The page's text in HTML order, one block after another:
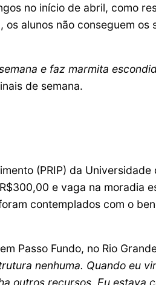
no início de abril, como
alunos não conseguem
e faz marmita
de semana.
(PRIP) da
e vaga na moradia
contemplados com o
Passo Fundo, no Rio
nenhuma. Quando eu
outros recursos. Eu estava